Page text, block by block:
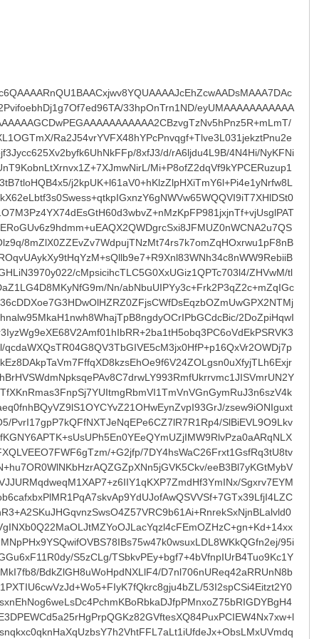
+MCdb1iAdtc2FZzvUWXMnpj/e3ZnHrpnypQlL+He2uhfNi3y+QTBM8M4VyeHEBU4bK5Yay5fDrPdq7PuDCEimCs8/ns1+Tozks+gnEbjuRDSpDfv20i8F9QPnUDknS2bgWeDdwVfNVSsuSDrwYM4qdgWP/93qCu6z6h57qkcb1MkPYVSiwDr1w2Vn+ib8m++Cc6hU/veOr1Y0aiszlF0rFkYG0bplkLArZUTGfN9xAYPUeSuGEh9ksIZ9FNhwq32ay4Q5gEgO9uzqsPILILtmy854uDM8vPPRPGeBZTCry2Y9tmc8x6HBH+kqHw7TpcibOg9iMBXZoVSNw4O/Ardix9sVADR4f4437y1NlnpFDgQNN4mf4A+g2fQhGX+IsSearwFZEmS1f1j6Z2d22EH4cmlPOc2X8L4jYrmo1ttva5C25cYvLR40E2iN9MYSxfEz3qvgjJtLY2bWoI0iteKgemO+PTvhl+OtInjWaIwdlYIDNg6zCDfrAF8vdjaTjEg1LNlguTBzN5tFxmT1cDuHlD01VJ0B5gMizmLl7/ad6OqcQTLczsRo1iXP/XC72BlTeu6prXc2fDU/HCBYl8HJuNUybd3xW77QoVv8LNGw4Jr2mTEBBLctw65k4nan57lu5IJDxZLQ4uAxqrtlVg34fdjkEBZ1EM3YOvm0+Yv77PPvJ3+egejLdS1TdnV/f+AdKi+vIqNhXGwvmXUysNr4KKs9bg5N+6zBbXPIs/p59Evqi8YO6qNcBj+euPpzAS/RsdTP6Uv8naWcb/9zXW7Fia40uFn5d+JGrljo0x85nTLosME+ri+Wr46D9zgPhT50B/01t+q14EMO66VxWxD0fIbonI5iQKnJYKXeJHUsIXfBY0nRSpOB7PJKFLdE3o0pf5R6Hbi+3ksULF67CfFu+QNbL50O478jGdQ6Z1vki7l0sm/1cxLgAaDC+5zxjmegIqOvWE76Zodk/CH8rN3bBRbckiAeAHw0nA0N57w5j2Es8cA5yJnNCdHyXtvW1Vszqv3il/AXWOP6xNjZgTEzgQ3DxhvMtTR4pB2KMxTJWah2CqpHtx/TLe8uDLl4tvSNBC/Cn3JOxH0+/LTZnbnu8QT9DExlxt7NmPLvDV9chEBT/+nNru7IaOIpWGs0l79xzoRtInKdON1qbOU2X+hzGlToEm8XEOp1TlybNmdDqQ/UrHfB9rUTs0RwbWggQvmwrTeOT79nZ9Y7G0QsgxIYFP1hDVfXf1i/NBTDy7dof6Fva9ZHOraws3fRsSUlD8KFYAldyxGD3fjnumjsWsfWATdb2XIQolPT3ZLZ4rBEv2LgT4yPdqabZ1mpDPFWDd9m0QysOMxcZvpM2iNvSrEJLkzPziGVj3UFP9bIajLIQSDbB7ke3Pg58Fce/Kn/FTvCB0PiNER+7fkMe6Rf/coLeqfwh7weWlEGo+DxmD3eAdJpNlA1dltSfL7H+kRrxRnvpO9o+uOxhI0TxtQ3s0vc2SxqEFsZ5L7oAidhS+E44vYfFtgucMHZdYw34E15f453dd923WBtzoj8QWIlPTblSt07D29sOLHxwgOAOhTWgLKGrXeKxi7VSgZOm8bMDvjBvX8PWXW2NjZY7u7aBqlTtGNGMe+4vl2AZFkWF1bJU3uUPwNmWfWnkFZk165jzJeQLy7cTMfUHPc4Os4JqS+l/2C2p3yk0SOJglSGHUSzmfcMt2c0LJl1y2RpEL2M88COq8srD7BH5mWW3t852/HslDonXUZh2EJRLM3PqW0VEEPfRe/dvtyazLrgzRgDNcxGdBpF4kBZnUf6xC8b5yX7Ns9yfbFnVFeVyDI+0SW2LsVBtYZ4Qxa2D/v3F57t2y9b4sOAXBDuimSG5YTUlg9MOR3D7SnOOBvEY2c9x8LBQWuht50IFySiPP6R8dGuGBjrDdiAg7ssOI1a1rSZoiCjLaD0e5KD93Y41TIymOB1coT0Z5LRLsM72qpAFVOsDKkuNR8iv3acvKGG2vUTIGUgwNkLm5PBUgZq+HGP+mcqkm5lS6MfSf1pv+f+fXey/JYgXvn2xe8ncGNOmnrj8H0BuX8Zb2e93QpQwelb6m+8nUhlyQbJR9ilKbX275bhnPfo/4Bh/J/99x1h9+XYV02oM6hd8acPyUgR47k3823YcS+injLAXtsXJRK15o/ZIF3V6KOBxu1Rmdr9wDTimGd2WsmgOZJP6LOhWkYGaLJUmww02HtnsR35bK2dRrAzL4yvY+uU+ADHIMhpY5+PHqEzc3QHb3jUAyQ84OZN2glHMgshyGAno/IVnl1vjclBtqbm6tSYbzSInFED58aRV+iNn4XpoyrDAi+nTj8o6kZkWE91d/063I8HqzA4zWbsjJEjaftHKHvYh52KqUaZtavcklzyidNuEP1Cct4e+NgRk35BcpQs5WT5vnqh9qI8yC24/2lkXp5B35X8D5aBtIwJvbPYAd+GYqFYYy/SD748TmadDA9EZ6rpCvtTYK7MnH9+ZCwD0sYyQ1OXpjOrX05O6AXlkRcTPD1tizN9J/3dtnOzbnTMOJBnUjtcbJkfh/ajqM3HIIGRTG1NDnbMp/hemSzINfZvKoGVLfuySiNvXXqcjUAbQGT5Orgn44+Mcf/7/E7mI4NwqfExek6OH28clfFJ+6JrtwadOszWn+EgS1QXCw7KUa683MX0BKZ+tcuU6yHtu/wzfB35b7Uf69fEkVtOBn0fjUj0u2ujmn3A/e3wtw/QSHm2vqmeyr87mF/dMp3kg/sqDTIihK49nMu/XH14vAOWUz/TwOuiyAaoM9AWGUVYucNyMZt9ML+bnvvqz/cTI288WdOkQ4/0wnqQD7YsjIke+fFy2DGWDsZOPPGfXt/fmuNn7gdkzwSDeKCtpIGiTos4CEF9DBCCrPcG4cH74/Uv5fv5x9ePHz++fv76076zWX5+/SzP+/jx8+sbPfKPwWU9/25fOL6f27r+/nr++eur/GXbQJK/4Ofr18/6XnEPx8+vr5/ddTb1taM+a1jda1u1vkv5t888Pz/3z29+3+c1/jzco339gHpgqF7leluna8Xlne793cmvf07In6ZzKlXg+/mwut4orm6yvJVEZYll01X8T5ZZ+3n1XlF7Ru0Q+rxNXQ0Z1fWmqs3lp1OeHLbu6t8N9fWZ+kDcF3u/HwlF0v9teit93Eu133Yw9vtviKvn8++R7nLt5PuIpqT+uUyDhOXvoiZ3cUpl0MnuH2jX9yCDLB+ZTuqrP01BT7rvj+7bTu96GexrCyff0efJ+BjpaUrutnl54nx6Hd7sB9HY4VL23XgcWKo7JW1Q1kHRHkl7VeokxstMnPrGyzUQPffd6PxNUdWjLNvaTt5WSnRxaIOlZDDrswWu/pcSSPCn+R//x/rgfw1htqZjZgAAAAAAAAAAAHgH/JWONwAAAAAAAAAA8LeA3/EGAAAAAAAAAAA2CBxvAAAAAAAAAABgg8DxBgAAAAAAAAAANggcbwAAAAAAAAAAYIPA8QYAAAAAAAAAADYIHG8AAAAAAAAAAGCDwPEGAAAAAAAAAAA2CBxvAAAAAAAAAABgg8DxBgAAAAAAAAAAN